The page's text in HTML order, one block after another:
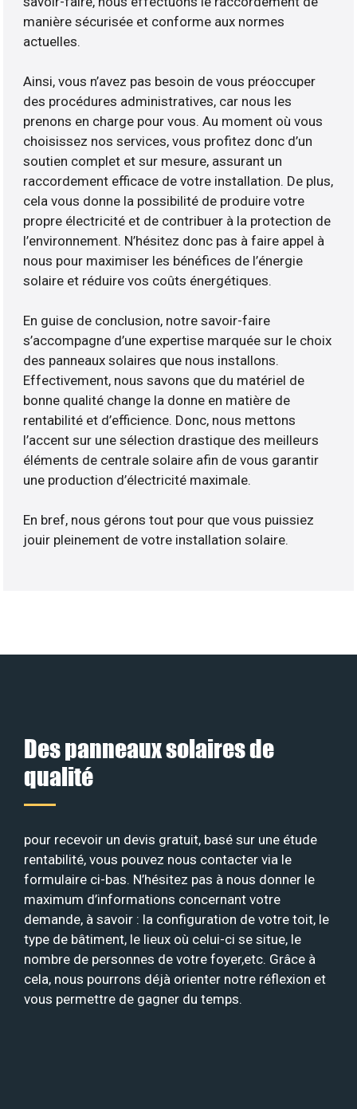
manière sécurisée et conforme aux normes
actuelles.
Ainsi, vous n’avez pas besoin de vous préoccuper
des procédures administratives, car nous les
prenons en charge pour vous. Au moment où vous
choisissez nos services, vous profitez donc d’un
soutien complet et sur mesure, assurant un
raccordement efficace de votre installation. De plus,
cela vous donne la possibilité de produire votre
propre électricité et de contribuer à la protection de
l’environnement. N’hésitez donc pas à faire appel à
nous pour maximiser les bénéfices de l’énergie
solaire et réduire vos coûts énergétiques.
En guise de conclusion, notre savoir-faire
s’accompagne d’une expertise marquée sur le choix
des panneaux solaires que nous installons.
Effectivement, nous savons que du matériel de
bonne qualité change la donne en matière de
rentabilité et d’efficience. Donc, nous mettons
l’accent sur une sélection drastique des meilleurs
éléments de centrale solaire afin de vous garantir
une production d’électricité maximale.
En bref, nous gérons tout pour que vous puissiez
jouir pleinement de votre installation solaire.
Des panneaux solaires de
qualité
pour recevoir un devis gratuit, basé sur une étude
rentabilité, vous pouvez nous contacter via le
formulaire ci-bas. N’hésitez pas à nous donner le
maximum d’informations concernant votre
demande, à savoir : la configuration de votre toit, le
type de bâtiment, le lieux où celui-ci se situe, le
nombre de personnes de votre foyer,etc. Grâce à
cela, nous pourrons déjà orienter notre réflexion et
vous permettre de gagner du temps.